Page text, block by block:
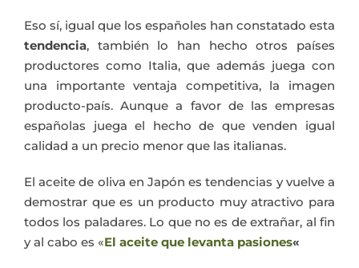
Eso sí, igual que los españoles han constatado esta
tendencia, también lo han hecho otros países
productores como Italia, que además juega con
una importante ventaja competitiva, la imagen
producto-país. Aunque a favor de las empresas
españolas juega el hecho de que venden igual
calidad a un precio menor que las italianas.
El aceite de oliva en Japón es tendencias y vuelve a
demostrar que es un producto muy atractivo para
todos los paladares. Lo que no es de extrañar, al fin
y al cabo es «El aceite que levanta pasiones«